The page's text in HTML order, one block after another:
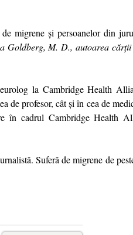
migrene și persoanelor din
Goldberg, M. D., autoarea
la Cambridge Health
de profesor, cât și în cea de
în cadrul Cambridge Health
Suferă de migrene de